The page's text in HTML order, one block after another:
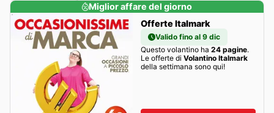
Miglior affare del giorno
Offerte Italmark
Valido fino al 9 dic
Questo volantino ha 24 pagine.
Le offerte di Volantino Italmark
della settimana sono qui!